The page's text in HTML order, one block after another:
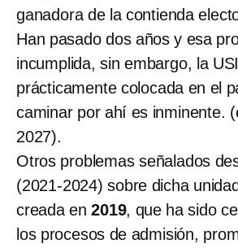
ganadora de la contienda
Han pasado dos años y esa
incumplida, sin embargo, la
prácticamente colocada en el
caminar por ahí es inminente.
2027).
Otros problemas señalados
(2021-2024) sobre dicha
creada en2019, que ha sido
los procesos de admisión,